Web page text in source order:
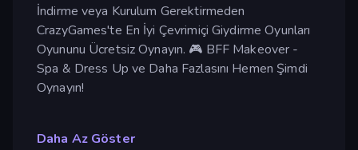
İndirme veya Kurulum Gerektirmeden
CrazyGames'te En İyi Çevrimiçi Giydirme Oyunları
Oyununu Ücretsiz Oynayın. 🎮 BFF Makeover -
Spa & Dress Up ve Daha Fazlasını Hemen Şimdi
Oynayın!
Daha Az Göster